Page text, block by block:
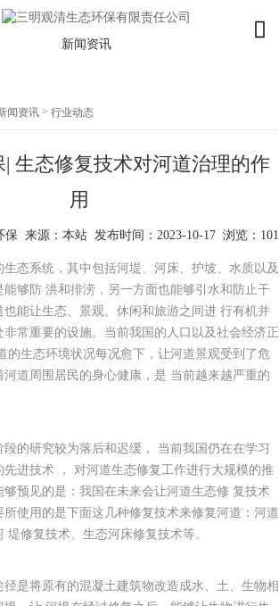
闻资讯 > 行业动态
生态修复技术对河道治理的作
用
保 来源：本站 发布时间：2023-10-17 浏览：101
态系统，其中包括河堤、河床、护坡、水质以及
够防 洪和排涝，另一方面也能够引水和防止干
能让生态、景观、休闲和旅游之间进 行有机并
非常重要的设施。当前我国的人口以及社会经济正
的生态环境状况每况愈下，让河道景观受到了危
道周围居民的身心健康，是 当前越来越严重的
的研究较为落后和迟缓， 当前我国仍在在学习
进技术 ， 对河道生态修复工作进行大规模的推
够预见的是：我国在未来会让河道生态修 复技术
使用的是下面这几种修复技术来修复河道：河道
堤修复技术、生态河床修复技术等。
是将原有的混凝土建筑物改造成水、土、生物相